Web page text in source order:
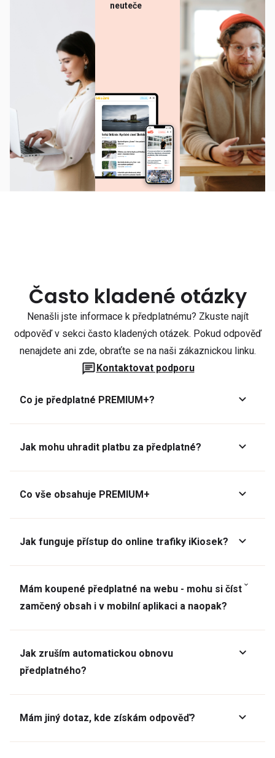
neuteče
Často kladené otázky
Nenašli jste informace k předplatnému? Zkuste najít
odpověď v sekci často kladených otázek. Pokud odpověď
nenajdete ani zde, obraťte se na naši zákaznickou linku.
Kontaktovat podporu
Co je předplatné PREMIUM+?
Jak mohu uhradit platbu za předplatné?
Co vše obsahuje PREMIUM+
Jak funguje přístup do online trafiky iKiosek?
Mám koupené předplatné na webu - mohu si číst
zamčený obsah i v mobilní aplikaci a naopak?
Jak zruším automatickou obnovu
předplatného?
Mám jiný dotaz, kde získám odpověď?